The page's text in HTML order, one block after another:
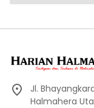
Jl.
Halmahera